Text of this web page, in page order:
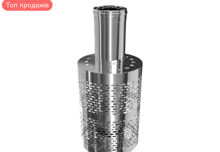
Топ продажів